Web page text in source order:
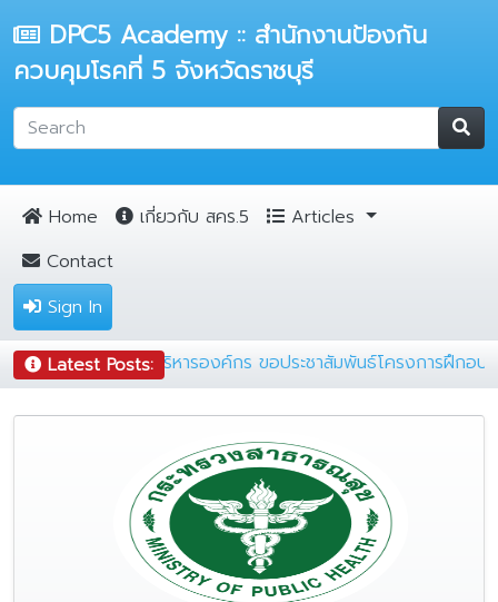
DPC5 Academy :: สำนักงานป้องกัน
ควบคุมโรคที่ 5 จังหวัดราชบุรี
Home เกี่ยวกับ สคร.5
Articles
Contact
Sign In
Latest Posts:
|กลุ่มพัฒนาระบบบริหารองค์กร ขอประชาสัมพันธ์โครงกา